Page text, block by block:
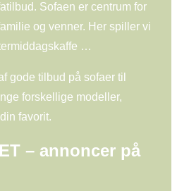
Sofaen er centrum for
og venner. Her spiller vi
…
gode tilbud på sofaer til
forskellige modeller,
favorit.
– annoncer på